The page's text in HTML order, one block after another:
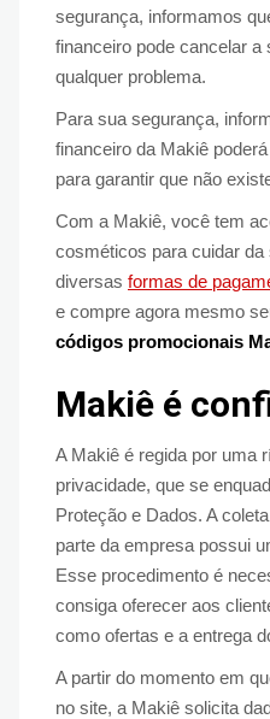
segurança, informamos
financeiro pode cancelar
qualquer problema.
Para sua segurança,
financeiro da Makiê
para garantir que não
Com a Makiê, você tem
cosméticos para cuidar
diversas formas de
e compre agora mesmo
códigos promocionais
Makiê é
A Makiê é regida por uma
privacidade, que se
Proteção e Dados. A
parte da empresa possui
Esse procedimento é
consiga oferecer aos
como ofertas e a entrega
A partir do momento em
no site, a Makiê solicita